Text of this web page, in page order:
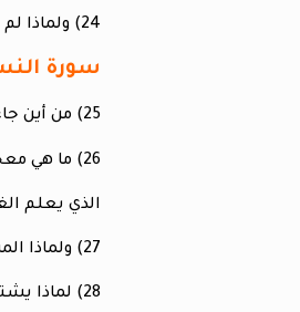
24) ولماذا لم يعطي القرآن هذا اللقب لواحد آخر من الأنبياء حتى رسول الإسلام
سورة النساء
25) من أين جاء الفرآن بقصة عزير المذكور في
26) ما هي معجزات المسيح المذكورة في القرآن
الذي يعلم
27) ولماذا المسيح هو الوحيد الذي يخلق ؟ ولماذا هو الذي يغفر الخطايا ؟
28) لماذا يشترك المسيح مع الله في غفران الخطايا ؟ وفي علم الغيب ؟ وفي الخلق ؟